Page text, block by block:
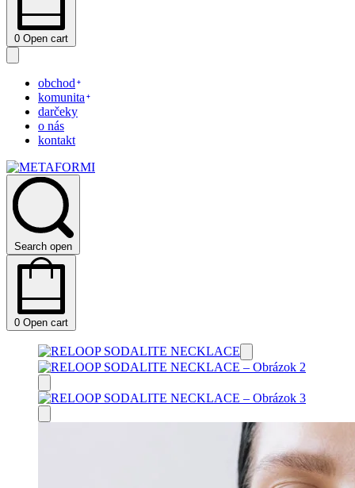
0 Open cart
obchod
komunita
darčeky
o nás
kontakt
Search open
0 Open cart